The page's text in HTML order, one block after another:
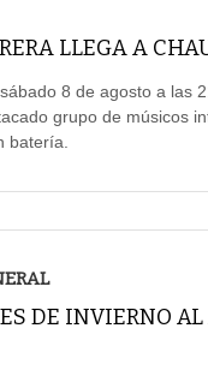
LLEGA A
8 de agosto a las
grupo de músicos
batería.
DE INVIERNO AL